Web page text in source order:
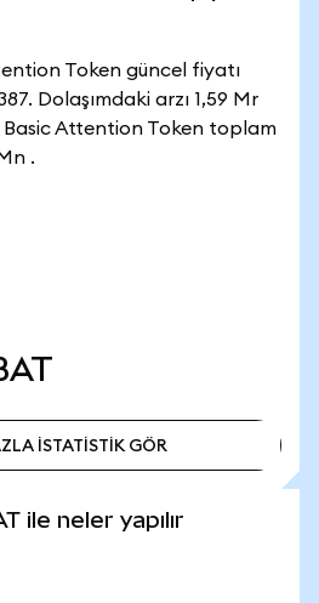
Token güncel fiyatı
Dolaşımdaki arzı 1,59 Mr
Basic Attention Token toplam
.
İSTATİSTİK GÖR
ile neler yapılır